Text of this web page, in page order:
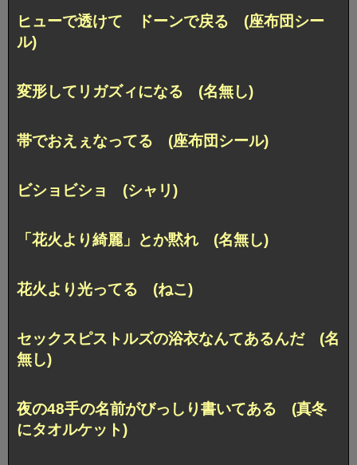
ヒューで透けて ドーンで戻る (座布団シー
ル)
変形してリガズィになる (名無し)
帯でおえぇなってる (座布団シール)
ビショビショ (シャリ)
「花火より綺麗」とか黙れ (名無し)
花火より光ってる (ねこ)
セックスピストルズの浴衣なんてあるんだ (名
無し)
夜の48手の名前がびっしり書いてある (真冬
にタオルケット)